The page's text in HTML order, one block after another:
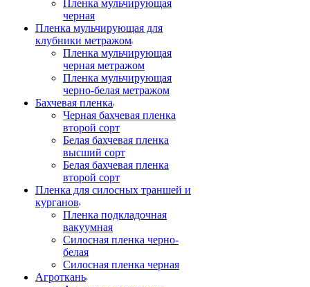
Пленка мульчирующая
черная
Пленка мульчирующая для
клубники метражом
Пленка мульчирующая
черная метражом
Пленка мульчирующая
черно-белая метражом
Бахчевая пленка
Черная бахчевая пленка
второй сорт
Белая бахчевая пленка
высший сорт
Белая бахчевая пленка
второй сорт
Пленка для силосных траншей и
курганов
Пленка подкладочная
вакуумная
Силосная пленка черно-
белая
Силосная пленка черная
Агроткань